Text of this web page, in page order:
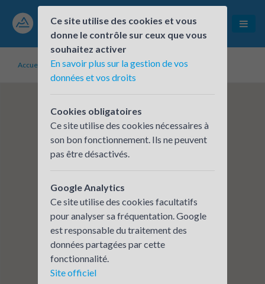
Accueil Établissements inscrits Dromolib
Ce site utilise des cookies et vous
donne le contrôle sur ceux que vous
souhaitez activer
En savoir plus sur la gestion de vos
données et vos droits
Cookies obligatoires
Ce site utilise des cookies nécessaires à
son bon fonctionnement. Ils ne peuvent
pas être désactivés.
Google Analytics
Ce site utilise des cookies facultatifs
pour analyser sa fréquentation. Google
est responsable du traitement des
données partagées par cette
fonctionnalité.
Site officiel